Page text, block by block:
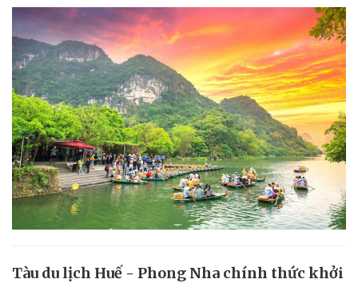
Tàu du lịch Huế - Phong Nha chính thức khởi